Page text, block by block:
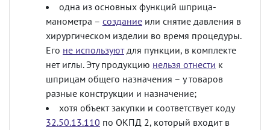
одна из основных функций шприца-
манометра – создание или снятие давления в
хирургическом изделии во время процедуры.
Его не используютдля пункции, в комплекте
нет иглы. Эту продукцию нельзя отнести к
шприцам общего назначения – у товаров
разные конструкции и назначение;
хотя объект закупки и соответствует коду
32.50.13.110 по ОКПД 2, который входит в